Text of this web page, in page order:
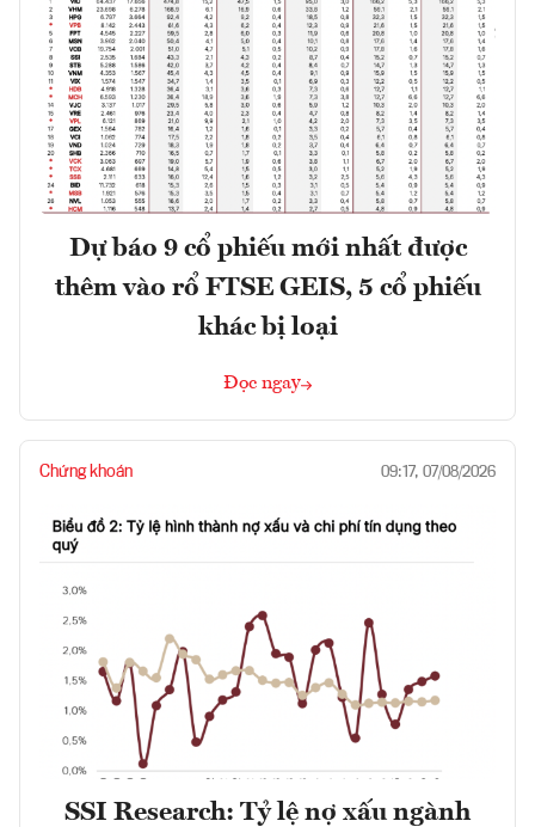
Dự báo 9 cổ phiếu mới nhất được
thêm vào rổ FTSE GEIS, 5 cổ phiếu
khác bị loại
Đọc ngay
Chứng khoán 09:17, 07/08/2026
SSI Research: Tỷ lệ nợ xấu ngành